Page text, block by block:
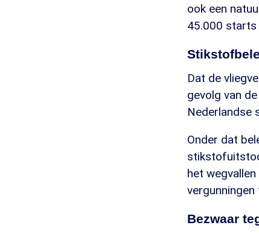
ook een
45.000 starts
Dat de
gevolg van de
Nederlandse
Onder dat
het
vergunningen
Bezwaar